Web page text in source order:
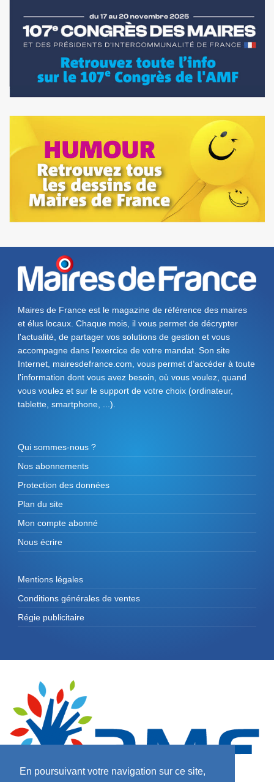
En poursuivant votre navigation sur ce site,
Maires de France est le magazine de référence des maires
et élus locaux. Chaque mois, il vous permet de décrypter
l'actualité, de partager vos solutions de gestion et vous
accompagne dans l'exercice de votre mandat. Son site
Internet, mairesdefrance.com, vous permet d’accéder à toute
l'information dont vous avez besoin, où vous voulez, quand
vous voulez et sur le support de votre choix (ordinateur,
tablette, smartphone, ...).
Qui sommes-nous ?
Nos abonnements
Protection des données
Plan du site
Mon compte abonné
Nous écrire
Mentions légales
Conditions générales de ventes
Régie publicitaire